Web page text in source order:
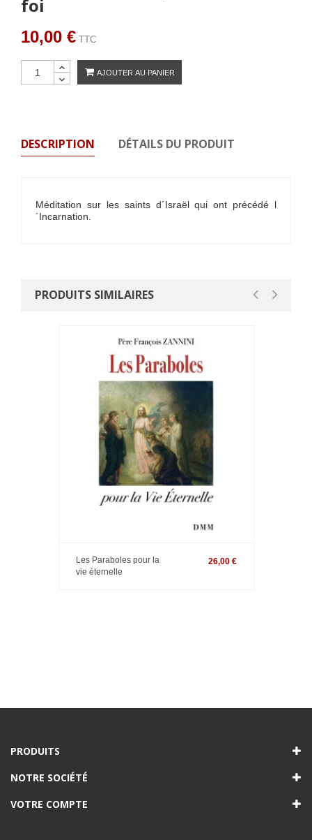
foi
10,00 € TTC
AJOUTER AU PANIER
DESCRIPTION DÉTAILS DU PRODUIT
Méditation sur les saints d´Israël qui ont précédé l
´Incarnation.
PRODUITS SIMILAIRES
Les Paraboles pour la
vie éternelle
26,00 €
PRODUITS
NOTRE SOCIÉTÉ
VOTRE COMPTE